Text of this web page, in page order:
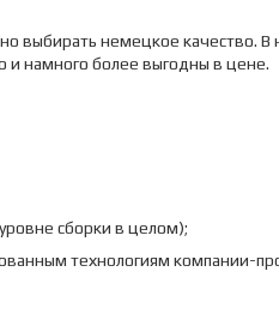
выбирать немецкое качество.
и намного более выгодны в цене.
сборки в целом);
технологиям компании-